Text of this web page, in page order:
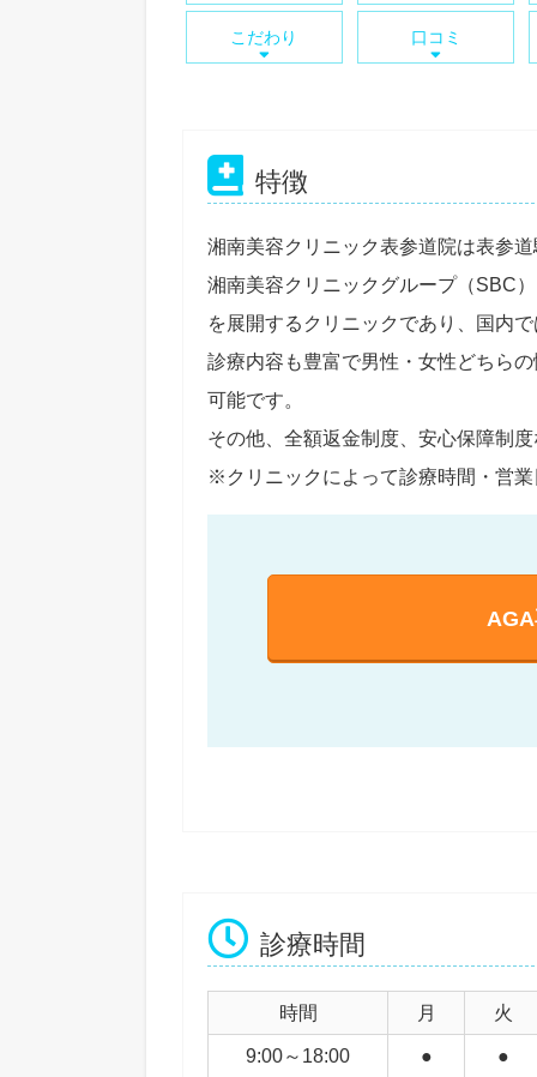
こだわり 口コミ
特徴
湘南美容クリニック表参道院は表参
湘南美容クリニックグループ（SBC
を展開するクリニックであり、国内
診療内容も豊富で男性・女性どちら
可能です。
その他、全額返金制度、安心保障制
※クリニックによって診療時間・営
診療時間
時間 月 火
9:00～18:00 ● ●